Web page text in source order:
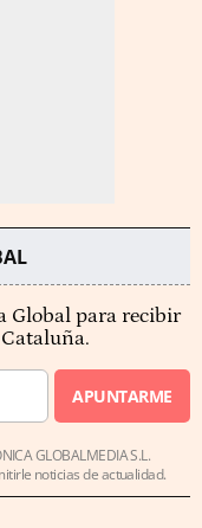
Global para recibir
APUNTARME
GLOBALMEDIA S.L.
noticias de actualidad.